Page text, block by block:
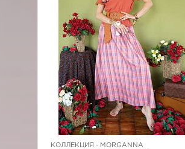
КОЛЛЕКЦИЯ - MORGANNA